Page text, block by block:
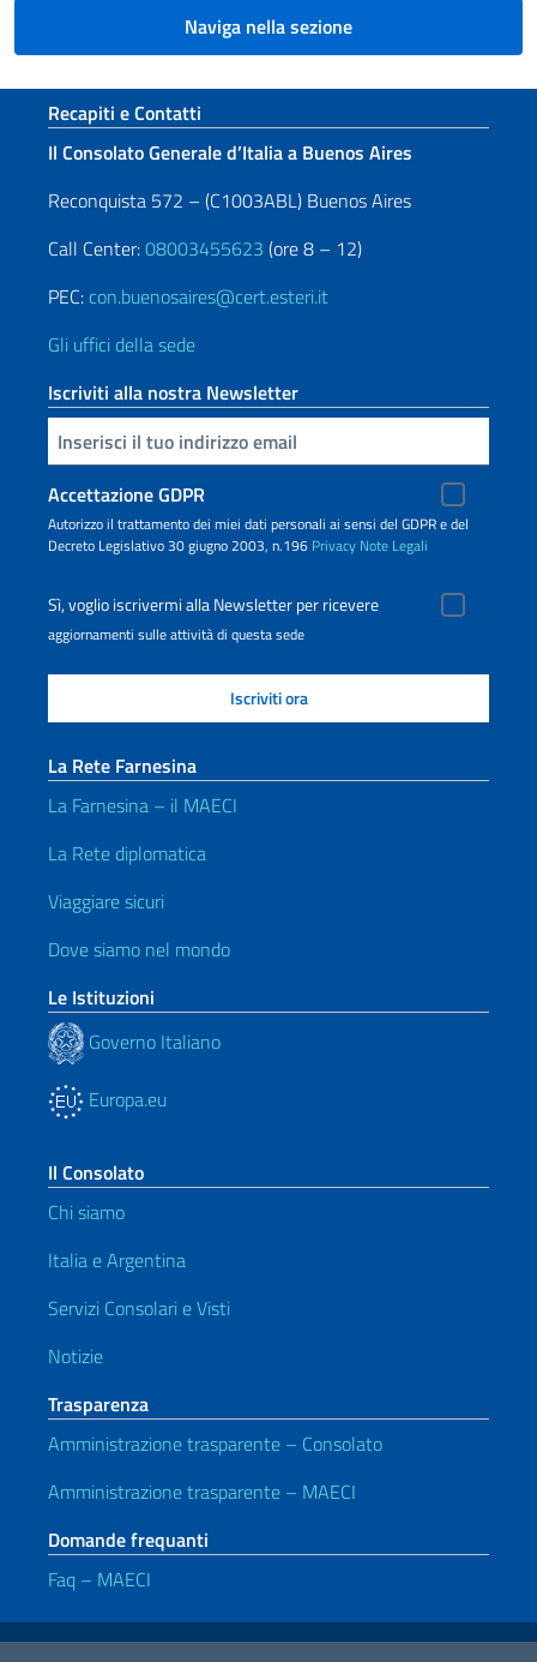
Naviga nella sezione
Sezione footer
Recapiti e Contatti
Il Consolato Generale d’Italia a Buenos Aires
Reconquista 572 – (C1003ABL) Buenos Aires
Call Center:08003455623 (ore 8 – 12)
PEC: con.buenosaires@cert.esteri.it
Gli uffici della sede
Iscriviti alla nostra Newsletter
Inserisci la tua email
Accettazione GDPR
Autorizzo il trattamento dei miei dati personali ai sensi del GDPR e del
Decreto Legislativo 30 giugno 2003, n.196 Privacy Note Legali
Sì, voglio iscrivermi alla Newsletter per ricevere
aggiornamenti sulle attività di questa sede
La Rete Farnesina
La Farnesina – il MAECI
La Rete diplomatica
Viaggiare sicuri
Dove siamo nel mondo
Le Istituzioni
Governo Italiano
Europa.eu
Il Consolato
Chi siamo
Italia e Argentina
Servizi Consolari e Visti
Notizie
Trasparenza
Amministrazione trasparente – Consolato
Amministrazione trasparente – MAECI
Domande frequanti
Faq – MAECI
Link Utili